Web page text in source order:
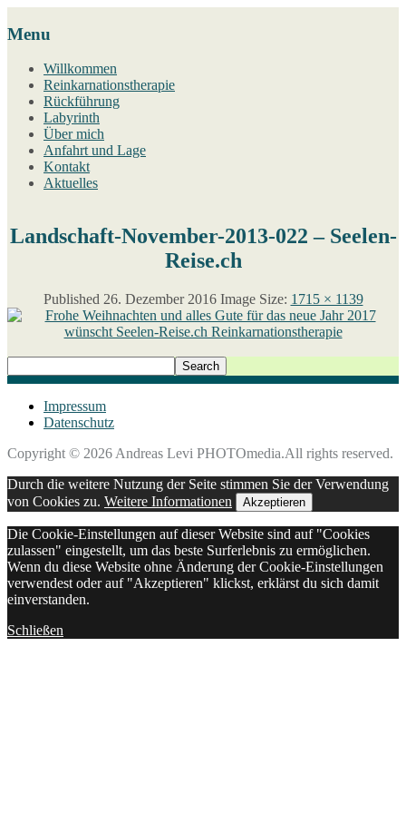
Menu
Willkommen
Reinkarnationstherapie
Rückführung
Labyrinth
Über mich
Anfahrt und Lage
Kontakt
Aktuelles
Landschaft-November-2013-022 – Seelen-
Reise.ch
Published 26. Dezember 2016 Image Size: 1715 × 1139
Impressum
Datenschutz
Copyright © 2026 Andreas Levi PHOTOmedia.All rights reserved.
Durch die weitere Nutzung der Seite stimmen Sie der Verwendung
von Cookies zu. Weitere Informationen Akzeptieren
Die Cookie-Einstellungen auf dieser Website sind auf "Cookies
zulassen" eingestellt, um das beste Surferlebnis zu ermöglichen.
Wenn du diese Website ohne Änderung der Cookie-Einstellungen
verwendest oder auf "Akzeptieren" klickst, erklärst du sich damit
einverstanden.
Schließen